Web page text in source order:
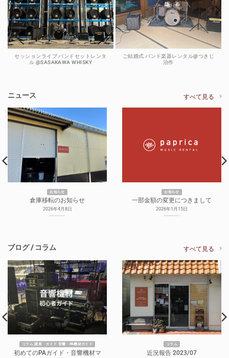
セッションライブ バンドセットレンタ
ル @SASAKAWA WHISKY
ご結婚式 バンド楽器レンタル@つきじ
治作
ニュース すべて見る
お知らせ
倉庫移転のお知らせ
2026年4月8日
お知らせ
一部金額の変更につきまして
2026年1月15日
ブログ / コラム すべて見る
コラム 講座・ガイド 音響・PA機材ガイド
初めてのPAガイド・音響機材マ
コラム
近況報告 2023/07